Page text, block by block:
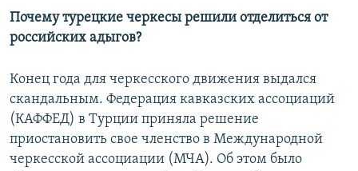
Все сайты РСЕ/РС
Почему турецкие черкесы решили отделиться от
российских адыгов?
Конец года для черкесского движения выдался
скандальным. Федерация кавказских ассоциаций
(КАФФЕД) в Турции приняла решение
приостановить свое членство в Международной
черкесской ассоциации (МЧА). Об этом было